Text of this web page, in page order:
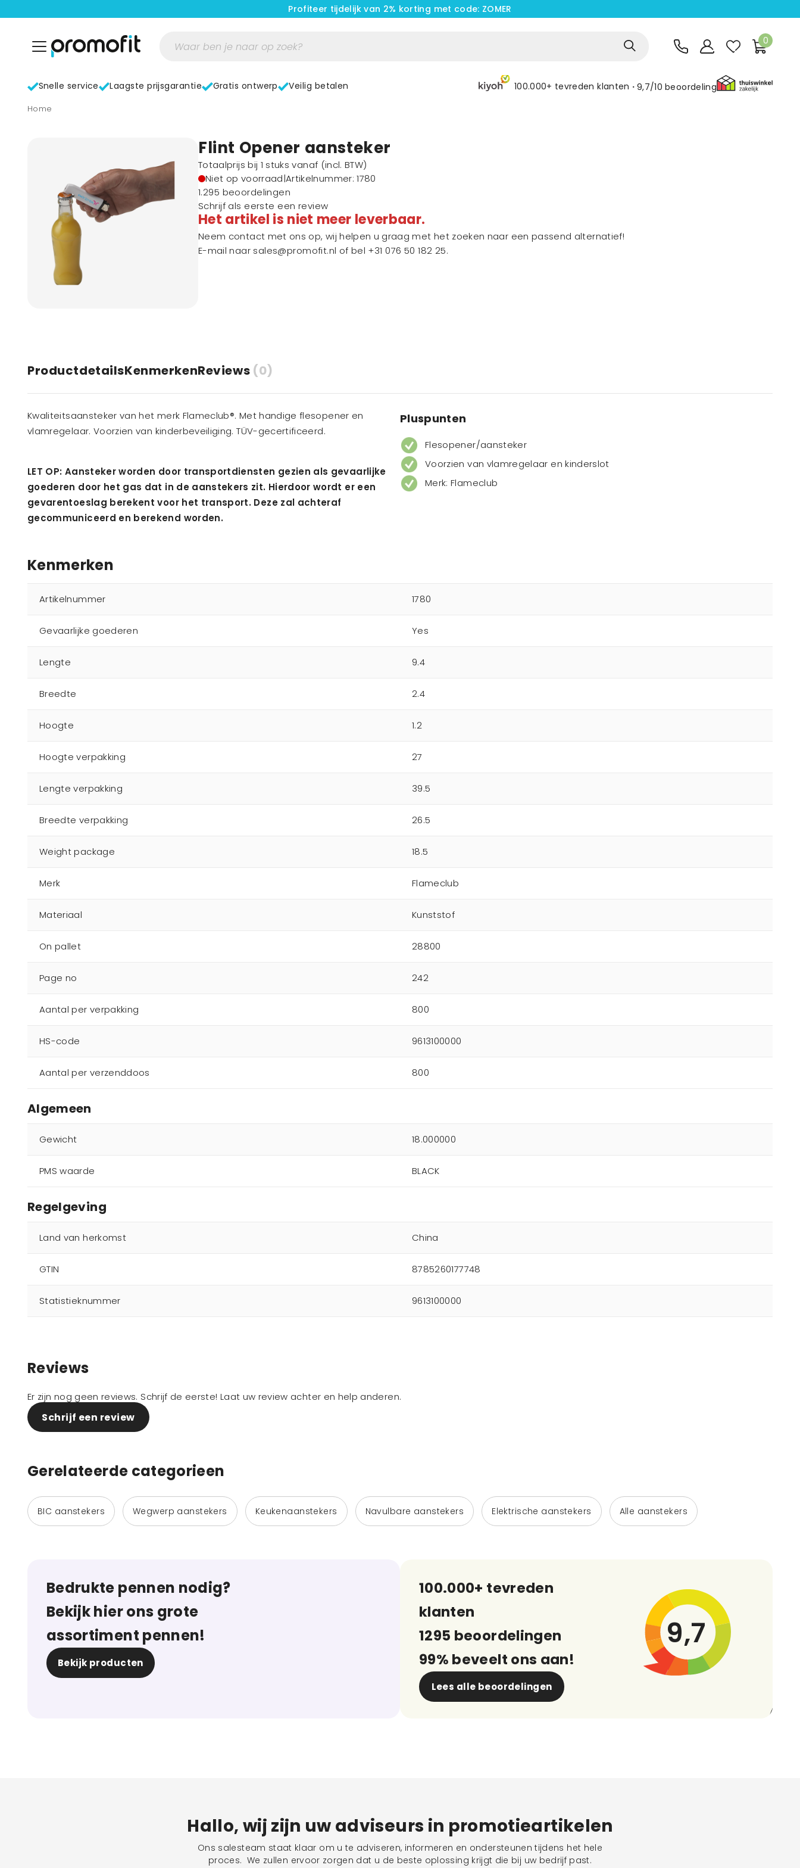
Profiteer tijdelijk van 2% korting met code: ZOMER
0
Snelle service Laagste prijsgarantie Gratis ontwerp Veilig betalen 100.000+ tevreden klanten 9,7/10 beoordeling
home
Flint Opener aansteker
Totaalprijs bij 1 stuks vanaf (incl. BTW)
Niet op voorraad|Artikelnummer: 1780
1.295 beoordelingen
Schrijf als eerste een review
Het artikel is niet meer leverbaar.
Neem contact met ons op, wij helpen u graag met het zoeken naar een passend alternatief!
E-mail naar sales@promofit.nl of bel +31 076 50 182 25.
ProductdetailsKenmerkenReviews (0)
Kwaliteitsaansteker van het merk Flameclub®. Met handige flesopener en
vlamregelaar. Voorzien van kinderbeveiliging. TÜV-gecertificeerd.
LET OP: Aansteker worden door transportdiensten gezien als gevaarlijke
goederen door het gas dat in de aanstekers zit. Hierdoor wordt er een
gevarentoeslag berekent voor het transport. Deze zal achteraf
gecommuniceerd en berekend worden.
Pluspunten
Flesopener/aansteker
Voorzien van vlamregelaar en kinderslot
Merk: Flameclub
Kenmerken
Artikelnummer 1780
Gevaarlijke goederen Yes
Lengte 9.4
Breedte 2.4
Hoogte 1.2
Hoogte verpakking 27
Lengte verpakking 39.5
Breedte verpakking 26.5
Weight package 18.5
Merk Flameclub
Materiaal Kunststof
On pallet 28800
Page no 242
Aantal per verpakking 800
HS-code 9613100000
Aantal per verzenddoos 800
Algemeen
Gewicht 18.000000
PMS waarde BLACK
Regelgeving
Land van herkomst China
GTIN 8785260177748
Statistieknummer 9613100000
Reviews
Er zijn nog geen reviews. Schrijf de eerste! Laat uw review achter en help anderen.
Schrijf een review
Gerelateerde categorieen
BIC aanstekers Wegwerp aanstekers Keukenaanstekers Navulbare aanstekers Elektrische aanstekers Alle aanstekers
Bedrukte pennen nodig?
Bekijk hier ons grote
assortiment pennen!
Bekijk producten
100.000+ tevreden
klanten
1295 beoordelingen
99% beveelt ons aan!
Lees alle beoordelingen
9,7
Hallo, wij zijn uw adviseurs in promotieartikelen
Ons salesteam staat klaar om u te adviseren, informeren en ondersteunen tijdens het hele
proces. We zullen ervoor zorgen dat u de beste oplossing krijgt die bij uw bedrijf past.